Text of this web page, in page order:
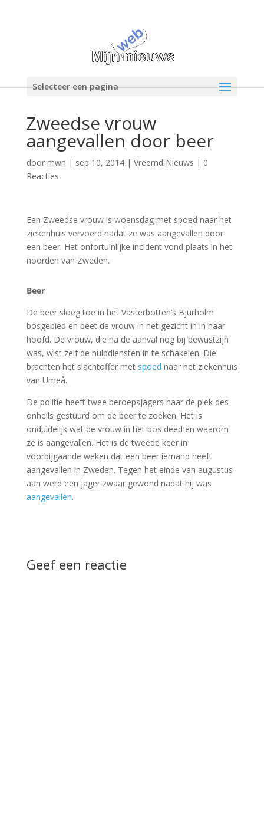
Selecteer een pagina
Zweedse vrouw
aangevallen door beer
door mwn | sep 10, 2014| Vreemd Nieuws | 0
Reacties
Een Zweedse vrouw is woensdag met spoed naar het
ziekenhuis vervoerd nadat ze was aangevallen door
een beer. Het onfortuinlijke incident vond plaats in het
noorden van Zweden.
Beer
De beer sloeg toe in het Västerbotten’s Bjurholm
bosgebied en beet de vrouw in het gezicht in in haar
hoofd. De vrouw, die na de aanval nog bij bewustzijn
was, wist zelf de hulpdiensten in te schakelen. Die
brachten het slachtoffer met spoed naar het ziekenhuis
van Umeå.
De politie heeft twee beroepsjagers naar de plek des
onheils gestuurd om de beer te zoeken. Het is
onduidelijk wat de vrouw in het bos deed en waarom
ze is aangevallen. Het is de tweede keer in
voorbijgaande weken dat een beer iemand heeft
aangevallen in Zweden. Tegen het einde van augustus
aan werd een jager zwaar gewond nadat hij was
aangevallen.
Geef een reactie